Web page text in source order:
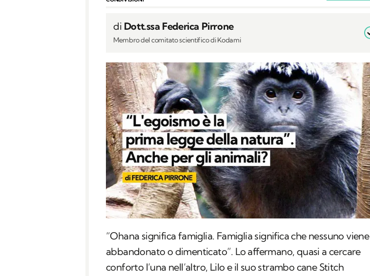
di Dott.ssa Federica Pirrone
Membro del comitato scientifico di Kodami
“Ohana significa famiglia. Famiglia significa che nessuno viene
abbandonato o dimenticato”. Lo affermano, quasi a cercare
conforto l’una nell’altro, Lilo e il suo strambo cane Stitch